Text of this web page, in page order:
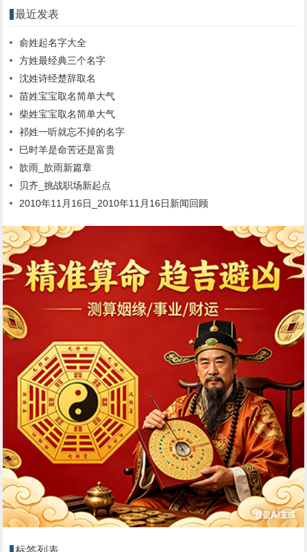
最近发表
俞姓起名字大全
方姓最经典三个名字
沈姓诗经楚辞取名
苗姓宝宝取名简单大气
柴姓宝宝取名简单大气
祁姓一听就忘不掉的名字
巳时羊是命苦还是富贵
歆雨_歆雨新篇章
贝齐_挑战职场新起点
2010年11月16日_2010年11月16日新闻回顾